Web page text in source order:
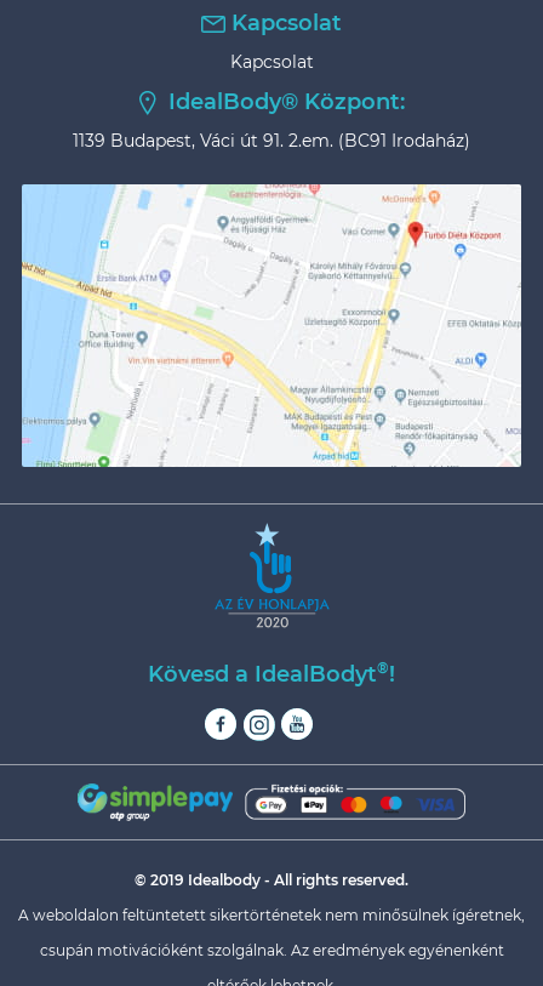
Kapcsolat
Kapcsolat
IdealBody® Központ:
1139 Budapest, Váci út 91. 2.em. (BC91 Irodaház)
Kövesd a IdealBodyt®!
© 2019 Idealbody - All rights reserved.
A weboldalon feltüntetett sikertörténetek nem minősülnek ígéretnek,
csupán motivációként szolgálnak. Az eredmények egyénenként